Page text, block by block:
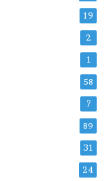
19
2
1
58
7
89
31
24